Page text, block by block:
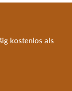
kostenlos als